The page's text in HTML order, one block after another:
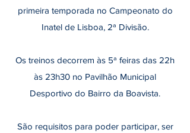
primeira temporada no Campeonato do
Inatel de Lisboa, 2ª Divisão.
Os treinos decorrem às 5ª feiras das 22h
às 23h30 no Pavilhão Municipal
Desportivo do Bairro da Boavista.
São requisitos para poder participar, ser